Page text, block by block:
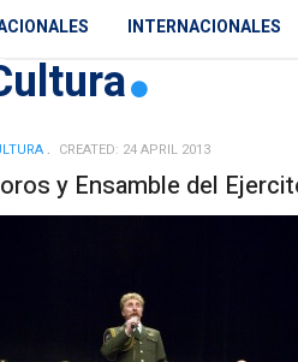
INTERNACIONALES
CREATED: 24 APRIL 2013
y Ensamble del